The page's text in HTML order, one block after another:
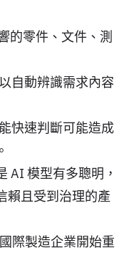
的零件、文件、測
自動辨識需求內容
快速判斷可能造成
AI 模型有多聰明，
賴且受到治理的產
際製造企業開始重